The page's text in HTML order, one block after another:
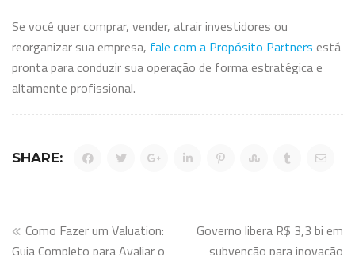
Se você quer comprar, vender, atrair investidores ou
reorganizar sua empresa, fale com a Propósito Partners está
pronta para conduzir sua operação de forma estratégica e
altamente profissional.
SHARE:
Navegação
Como Fazer um Valuation:
Guia Completo para Avaliar o
Governo libera R$ 3,3 bi em
subvenção para inovação